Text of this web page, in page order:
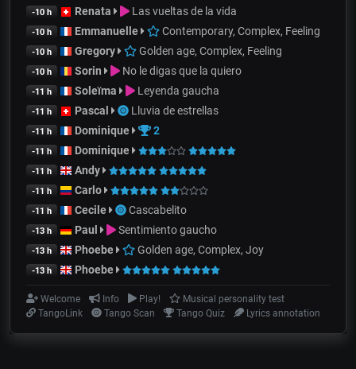
-10 h Renata Las vueltas de la vida
-10 h Emmanuelle Contemporary, Complex, Feeling
-10 h Gregory Golden age, Complex, Feeling
-10 h Sorin No le digas que la quiero
-11 h Soleïma Leyenda gaucha
-11 h Pascal Lluvia de estrellas
-11 h Dominique 2
-11 h Dominique
-11 h Andy
-11 h Carlo
-11 h Cecile Cascabelito
-13 h Paul Sentimiento gaucho
-13 h Phoebe Golden age, Complex, Joy
-13 h Phoebe
Welcome Info Play!
Musical personality test
TangoLink
Tango Scan Tango Quiz Lyrics annotation